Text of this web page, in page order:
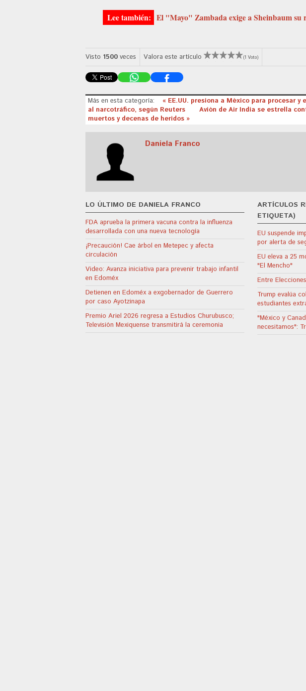
El "Mayo" Zambada exige a Sheinbaum su
Visto 1500 veces Valora este artículo (1 Voto)
Más en esta categoría:
« EE.UU. presiona a México para procesar
al narcotráfico, según Reuters
Avión de Air India se estrella
muertos y decenas de heridos »
Daniela Franco
LO ÚLTIMO DE DANIELA FRANCO
FDA aprueba la primera vacuna contra la influenza
desarrollada con una nueva tecnología
¡Precaución! Cae árbol en Metepec y afecta
circulación
Video: Avanza iniciativa para prevenir trabajo infantil
en Edoméx
Detienen en Edoméx a exgobernador de Guerrero
por caso Ayotzinapa
Premio Ariel 2026 regresa a Estudios Churubusco;
Televisión Mexiquense transmitirá la ceremonia
ARTÍCULOS
ETIQUETA)
EU suspende
por alerta de
EU eleva a 25
"El Mencho"
Entre Elecciones
Trump evalúa
estudiantes
"México y
necesitamos":